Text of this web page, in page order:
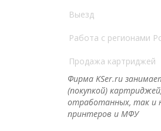
Выезд
Работа с регионами
Продажа картриджей
Фирма KSer.ru
(покупкой)
отработанных, так и
принтеров и МФУ